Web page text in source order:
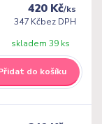
420 Kč/ks
347 Kčbez DPH
skladem 39 ks
do košíku